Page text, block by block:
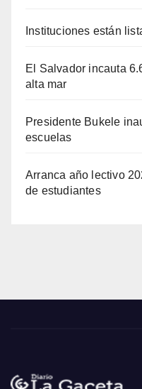
Instituciones están
El Salvador incauta
alta mar
Presidente Bukele
escuelas
Arranca año lectivo
de estudiantes